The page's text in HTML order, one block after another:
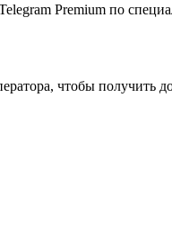
Premium по
чтобы получить